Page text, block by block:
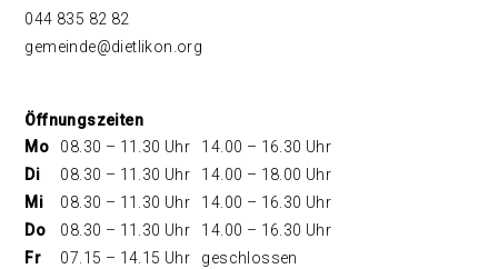
044 835 82 82
gemeinde@dietlikon.org
Öffnungszeiten
Mo
08.30 – 11.30 Uhr
14.00 – 16.30 Uhr
Di
08.30 – 11.30 Uhr
14.00 – 18.00 Uhr
Mi
08.30 – 11.30 Uhr
14.00 – 16.30 Uhr
Do
08.30 – 11.30 Uhr
14.00 – 16.30 Uhr
Fr
07.15 – 14.15 Uhr geschlossen